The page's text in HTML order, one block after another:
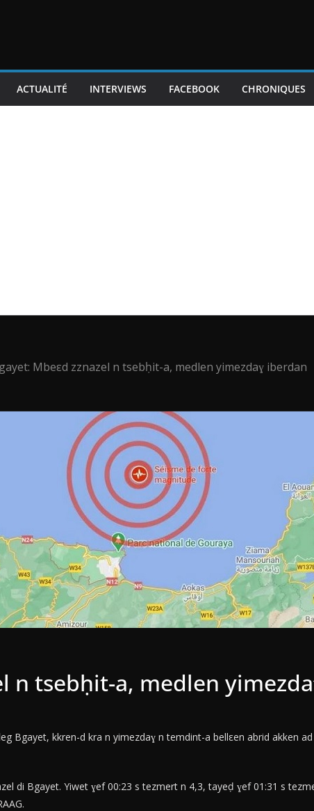
ACTUALITÉ INTERVIEWS FACEBOOK CHRONIQUES
Mbeεd zznazel n tsebḥit-a, medlen yimezdaɣ iberdan
n tsebḥit-a, medlen
Bgayet, kkren-d kra n yimezdaɣ n temdint-a bellεen abrid akken
di Bgayet. Yiwet ɣef 00:23 s tezmert n 4,3, tayeḍ ɣef 01:31 s